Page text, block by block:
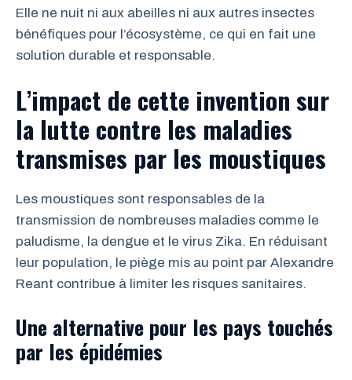
Elle ne nuit ni aux abeilles ni aux autres insectes
bénéfiques pour l’écosystème, ce qui en fait une
solution durable et responsable.
L’impact de cette invention sur
la lutte contre les maladies
transmises par les moustiques
Les moustiques sont responsables de la
transmission de nombreuses maladies comme le
paludisme, la dengue et le virus Zika. En réduisant
leur population, le piège mis au point par Alexandre
Reant contribue à limiter les risques sanitaires.
Une alternative pour les pays touchés
par les épidémies